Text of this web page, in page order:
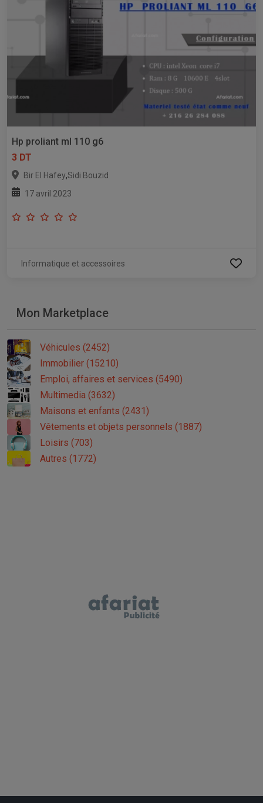
Hp proliant ml 110 g6
3 DT
Bir El Hafey,Sidi Bouzid
17 avril 2023
Informatique et accessoires
Mon Marketplace
Véhicules (2452)
Immobilier (15210)
Emploi, affaires et services (5490)
Multimedia (3632)
Maisons et enfants (2431)
Vêtements et objets personnels (1887)
Loisirs (703)
Autres (1772)